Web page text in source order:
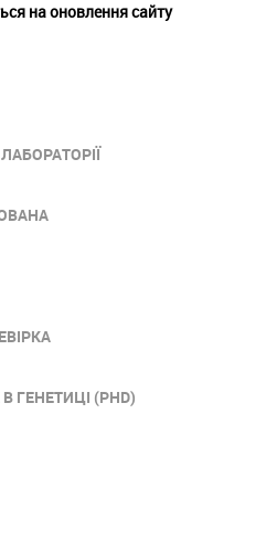
на оновлення сайту
ГЕНЕТИЦІ (PHD)